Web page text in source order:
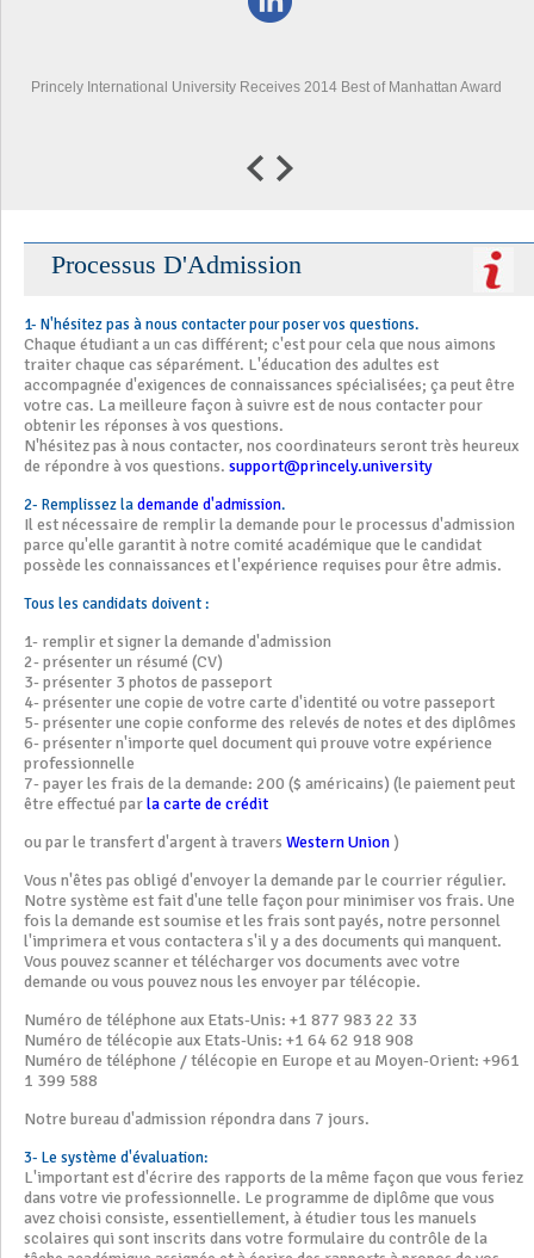
Princely International University Receives 2014 Best of Manhattan Award
Processus D'Admission
1- N'hésitez pas à nous contacter pour poser vos questions.
Chaque étudiant a un cas différent; c'est pour cela que nous aimons
traiter chaque cas séparément. L'éducation des adultes est
accompagnée d'exigences de connaissances spécialisées; ça peut être
votre cas. La meilleure façon à suivre est de nous contacter pour
obtenir les réponses à vos questions.
N'hésitez pas à nous contacter, nos coordinateurs seront très heureux
de répondre à vos questions. support@princely.university
2- Remplissez lademande d'admission.
Il est nécessaire de remplir la demande pour le processus d'admission
parce qu'elle garantit à notre comité académique que le candidat
possède les connaissances et l'expérience requises pour être admis.
Tous les candidats doivent :
1- remplir et signer la demande d'admission
2- présenter un résumé (CV)
3- présenter 3 photos de passeport
4- présenter une copie de votre carte d'identité ou votre passeport
5- présenter une copie conforme des relevés de notes et des diplômes
6- présenter n'importe quel document qui prouve votre expérience
professionnelle
7- payer les frais de la demande: 200 ($ américains) (le paiement peut
être effectué parla carte de crédit
ou par le transfert d'argent à travers Western Union )
Vous n'êtes pas obligé d'envoyer la demande par le courrier régulier.
Notre système est fait d'une telle façon pour minimiser vos frais. Une
fois la demande est soumise et les frais sont payés, notre personnel
l'imprimera et vous contactera s'il y a des documents qui manquent.
Vous pouvez scanner et télécharger vos documents avec votre
demande ou vous pouvez nous les envoyer par télécopie.
Numéro de téléphone aux Etats-Unis: +1 877 983 22 33
Numéro de télécopie aux Etats-Unis: +1 64 62 918 908
Numéro de téléphone / télécopie en Europe et au Moyen-Orient: +961
1 399 588
Notre bureau d'admission répondra dans 7 jours.
3- Le système d'évaluation:
L'important est d'écrire des rapports de la même façon que vous feriez
dans votre vie professionnelle. Le programme de diplôme que vous
avez choisi consiste, essentiellement, à étudier tous les manuels
scolaires qui sont inscrits dans votre formulaire du contrôle de la